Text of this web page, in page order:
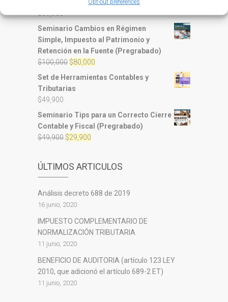
Opt-out preferences
Set de Herramientas Contables 2
$69,900
Seminario Cambios en Régimen
Simple, Impuesto al Patrimonio y
Retención en la Fuente (Pregrabado)
$100,000 El
precio
$80,000
precio
Set de Herramientas Contables y
Tributarias
$49,900
Seminario Tips para un Correcto Cierre
Contable y Fiscal (Pregrabado)
$49,900 El
era:
$29,900
es:
ÚLTIMOS ARTICULOS
Análisis decreto 688 de 2019
16 junio, 2020
IMPUESTO COMPLEMENTARIO DE
NORMALIZACIÓN TRIBUTARIA
11 junio, 2020
BENEFICIO DE AUDITORIA (artículo 123 LEY
2010, que adicionó el artículo 689-2 ET)
11 junio, 2020